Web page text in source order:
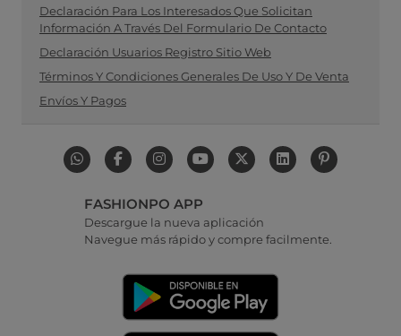
Declaración Para Los Interesados Que Solicitan
Información A Través Del Formulario De Contacto
Declaración Usuarios Registro Sitio Web
Términos Y Condiciones Generales De Uso Y De Venta
Envíos Y Pagos
FASHIONPO APP
Descargue la nueva aplicación
Navegue más rápido y compre facilmente.